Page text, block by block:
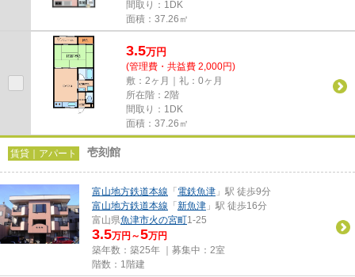
間取り：1DK
面積：37.26㎡
3.5万円
(管理費・共益費 2,000円)
敷：2ヶ月｜礼：0ヶ月
所在階：2階
間取り：1DK
面積：37.26㎡
賃貸｜アパート 壱刻館
富山地方鉄道本線 「 電鉄魚津 」駅 徒歩9分
富山地方鉄道本線 「 新魚津 」駅 徒歩16分
富山県魚津市火の宮町1-25
3.5万円～5万円
築年数：築25年 ｜募集中： 2室
階数：1階建